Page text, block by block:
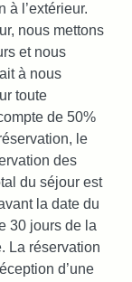
à l’extérieur.
nous mettons
et nous
à nous
toute
de 50%
le
des
du séjour est
la date du
30 jours de la
La réservation
d’une